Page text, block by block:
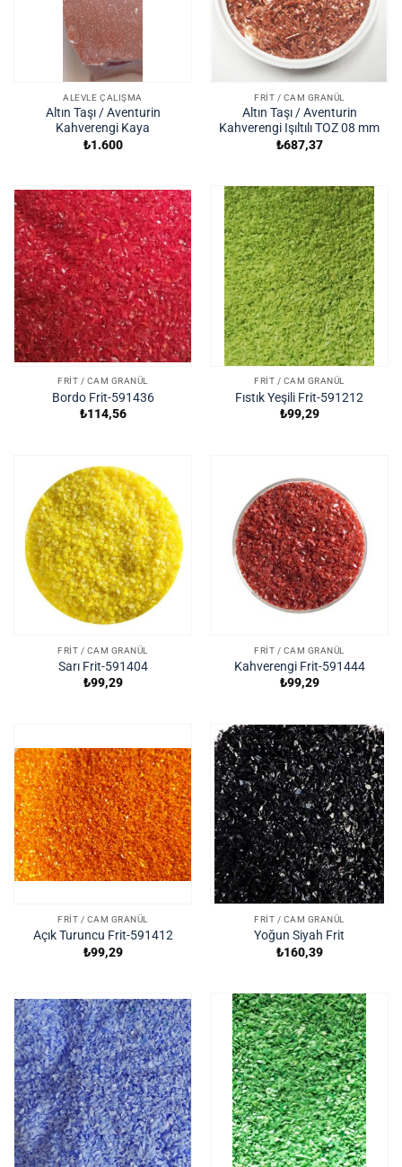
ALEVLE ÇALIŞMA
Altın Taşı / Aventurin
Kahverengi Kaya
₺1.600
FRIT / CAM GRANÜL
Altın Taşı / Aventurin
Kahverengi Işıltılı TOZ 08 mm
₺687,37
FRIT / CAM GRANÜL
Bordo Frit-591436
₺114,56
FRIT / CAM GRANÜL
Fıstık Yeşili Frit-591212
₺99,29
FRIT / CAM GRANÜL
Sarı Frit-591404
₺99,29
FRIT / CAM GRANÜL
Kahverengi Frit-591444
₺99,29
FRIT / CAM GRANÜL
Açık Turuncu Frit-591412
₺99,29
FRIT / CAM GRANÜL
Yoğun Siyah Frit
₺160,39